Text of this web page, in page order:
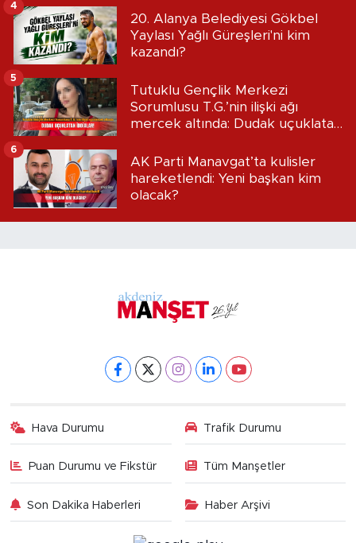
20. Alanya Belediyesi Gökbel
Yaylası Yağlı Güreşleri'ni kim
kazandı?
4
Tutuklu Gençlik Merkezi
Sorumlusu T.G.’nin ilişki ağı
mercek altında: Dudak uçuklatan
5
AK Parti Manavgat’ta kulisler
hareketlendi: Yeni başkan kim
olacak?
6
Hava Durumu Trafik Durumu
Puan Durumu ve Fikstür Tüm Manşetler
Son Dakika Haberleri Haber Arşivi